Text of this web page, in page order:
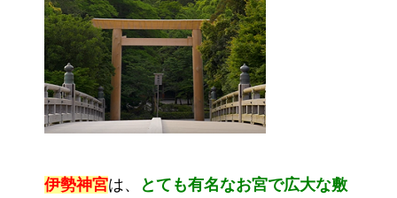
伊勢神宮は、
とても有名なお宮で広大な敷